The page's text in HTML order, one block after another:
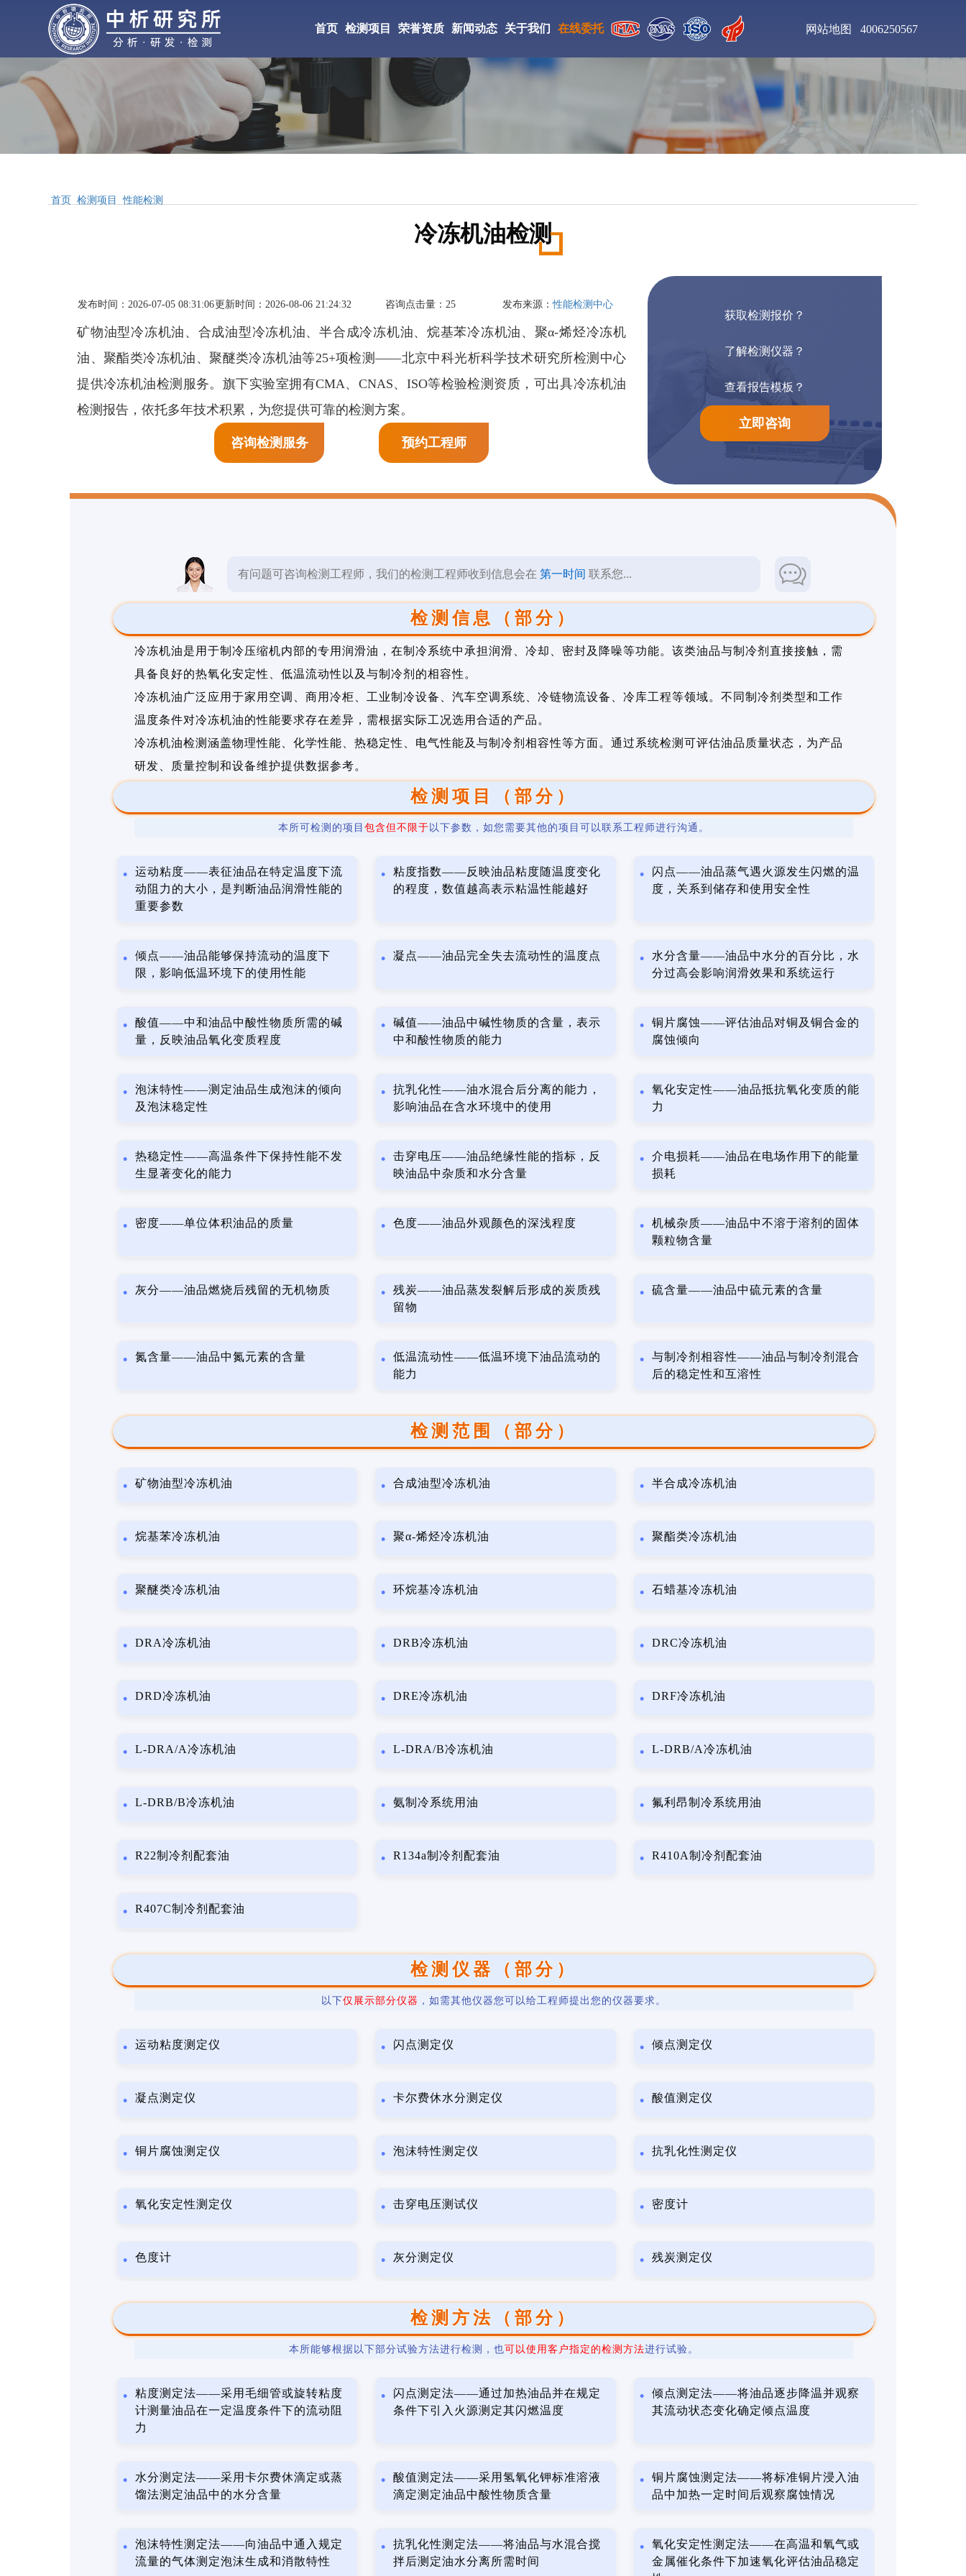
首页 检测项目
材料检测
气体检测
性能检测
生物检测
检测标准
水处理絮凝剂检测 相变储热材料检测 丙烯酸酯胶粘剂检测 聚氨酯清漆检测 增塑剂DOP检测
填充油检测
皮革化学品检测
预膜剂检测 页岩抑制剂检测
阳离子表面活性剂检
阳离子染料检测
荣誉资质
CMA检验检测机构
CNAS证书
国家高新技术企业
新闻动态
检测仪器
检测案例
关于我们
实验室环境
在线委托 网站地图 4006250567
首页 检测项目 性能检测
冷冻机油检测
发布时间：2026-07-05 08:31:06更新时间：2026-08-06 21:24:32 咨询点击量： 25 发布来源：性能检测中心
矿物油型冷冻机油、合成油型冷冻机油、半合成冷冻机油、烷基苯冷冻机油、聚α-烯烃冷冻机
油、聚酯类冷冻机油、聚醚类冷冻机油等25+项检测——北京中科光析科学技术研究所检测中心
提供冷冻机油检测服务。旗下实验室拥有CMA、CNAS、ISO等检验检测资质，可出具冷冻机油
检测报告，依托多年技术积累，为您提供可靠的检测方案。
咨询检测服务 预约工程师
获取检测报价？
了解检测仪器？
查看报告模板？
立即咨询
有问题可咨询检测工程师，我们的检测工程师收到信息会在第一时间 联系您...
检测信息（部分）
冷冻机油是用于制冷压缩机内部的专用润滑油，在制冷系统中承担润滑、冷却、密封及降噪等功能。该类油品与制冷剂直接接触，需
具备良好的热氧化安定性、低温流动性以及与制冷剂的相容性。
冷冻机油广泛应用于家用空调、商用冷柜、工业制冷设备、汽车空调系统、冷链物流设备、冷库工程等领域。不同制冷剂类型和工作
温度条件对冷冻机油的性能要求存在差异，需根据实际工况选用合适的产品。
冷冻机油检测涵盖物理性能、化学性能、热稳定性、电气性能及与制冷剂相容性等方面。通过系统检测可评估油品质量状态，为产品
研发、质量控制和设备维护提供数据参考。
检测项目（部分）
本所可检测的项目 包含但不限于 以下参数，如您需要其他的项目可以联系工程师进行沟通。
运动粘度——表征油品在特定温度下流
动阻力的大小，是判断油品润滑性能的
重要参数
粘度指数——反映油品粘度随温度变化
的程度，数值越高表示粘温性能越好
闪点——油品蒸气遇火源发生闪燃的温
度，关系到储存和使用安全性
倾点——油品能够保持流动的温度下
限，影响低温环境下的使用性能
凝点——油品完全失去流动性的温度点
水分含量——油品中水分的百分比，水
分过高会影响润滑效果和系统运行
酸值——中和油品中酸性物质所需的碱
量，反映油品氧化变质程度
碱值——油品中碱性物质的含量，表示
中和酸性物质的能力
铜片腐蚀——评估油品对铜及铜合金的
腐蚀倾向
泡沫特性——测定油品生成泡沫的倾向
及泡沫稳定性
抗乳化性——油水混合后分离的能力，
影响油品在含水环境中的使用
氧化安定性——油品抵抗氧化变质的能
力
热稳定性——高温条件下保持性能不发
生显著变化的能力
击穿电压——油品绝缘性能的指标，反
映油品中杂质和水分含量
介电损耗——油品在电场作用下的能量
损耗
密度——单位体积油品的质量 色度——油品外观颜色的深浅程度
机械杂质——油品中不溶于溶剂的固体
颗粒物含量
灰分——油品燃烧后残留的无机物质
残炭——油品蒸发裂解后形成的炭质残
留物
硫含量——油品中硫元素的含量
氮含量——油品中氮元素的含量
低温流动性——低温环境下油品流动的
能力
与制冷剂相容性——油品与制冷剂混合
后的稳定性和互溶性
检测范围（部分）
矿物油型冷冻机油 合成油型冷冻机油 半合成冷冻机油
烷基苯冷冻机油 聚α-烯烃冷冻机油 聚酯类冷冻机油
聚醚类冷冻机油 环烷基冷冻机油 石蜡基冷冻机油
DRA冷冻机油 DRB冷冻机油 DRC冷冻机油
DRD冷冻机油 DRE冷冻机油 DRF冷冻机油
L-DRA/A冷冻机油 L-DRA/B冷冻机油 L-DRB/A冷冻机油
L-DRB/B冷冻机油 氨制冷系统用油 氟利昂制冷系统用油
R22制冷剂配套油 R134a制冷剂配套油 R410A制冷剂配套油
R407C制冷剂配套油
检测仪器（部分）
以下仅展示部分仪器 ，如需其他仪器您可以给工程师提出您的仪器要求。
运动粘度测定仪 闪点测定仪 倾点测定仪
凝点测定仪 卡尔费休水分测定仪 酸值测定仪
铜片腐蚀测定仪 泡沫特性测定仪 抗乳化性测定仪
氧化安定性测定仪 击穿电压测试仪 密度计
色度计 灰分测定仪 残炭测定仪
检测方法（部分）
本所能够根据以下部分试验方法进行检测，也可以使用客户指定的检测方法进行试验。
粘度测定法——采用毛细管或旋转粘度
计测量油品在一定温度条件下的流动阻
力
闪点测定法——通过加热油品并在规定
条件下引入火源测定其闪燃温度
倾点测定法——将油品逐步降温并观察
其流动状态变化确定倾点温度
水分测定法——采用卡尔费休滴定或蒸
馏法测定油品中的水分含量
酸值测定法——采用氢氧化钾标准溶液
滴定测定油品中酸性物质含量
铜片腐蚀测定法——将标准铜片浸入油
品中加热一定时间后观察腐蚀情况
泡沫特性测定法——向油品中通入规定
流量的气体测定泡沫生成和消散特性
抗乳化性测定法——将油品与水混合搅
拌后测定油水分离所需时间
氧化安定性测定法——在高温和氧气或
金属催化条件下加速氧化评估油品稳定